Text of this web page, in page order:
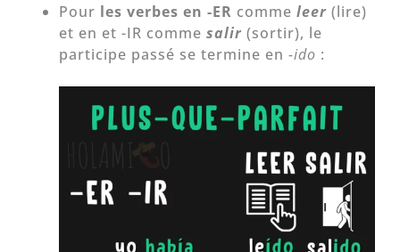
Pour les verbes en -ER comme leer (lire)
et en et -IR commesalir(sortir), le
participe passé se termine en-ido :